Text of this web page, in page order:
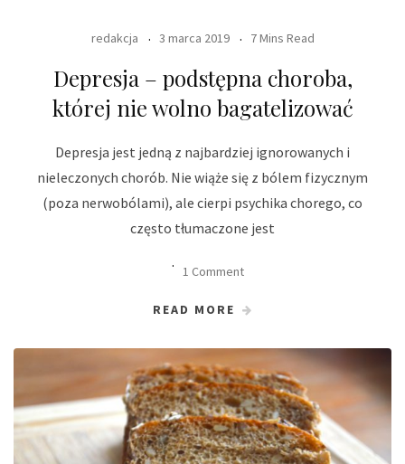
redakcja 3 marca 2019 7 Mins Read
Depresja – podstępna choroba,
której nie wolno bagatelizować
Depresja jest jedną z najbardziej ignorowanych i
nieleczonych chorób. Nie wiąże się z bólem fizycznym
(poza nerwobólami), ale cierpi psychika chorego, co
często tłumaczone jest
1 Comment
READ MORE